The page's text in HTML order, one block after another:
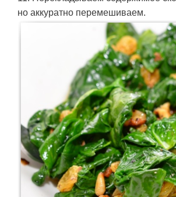
но аккуратно перемешиваем.